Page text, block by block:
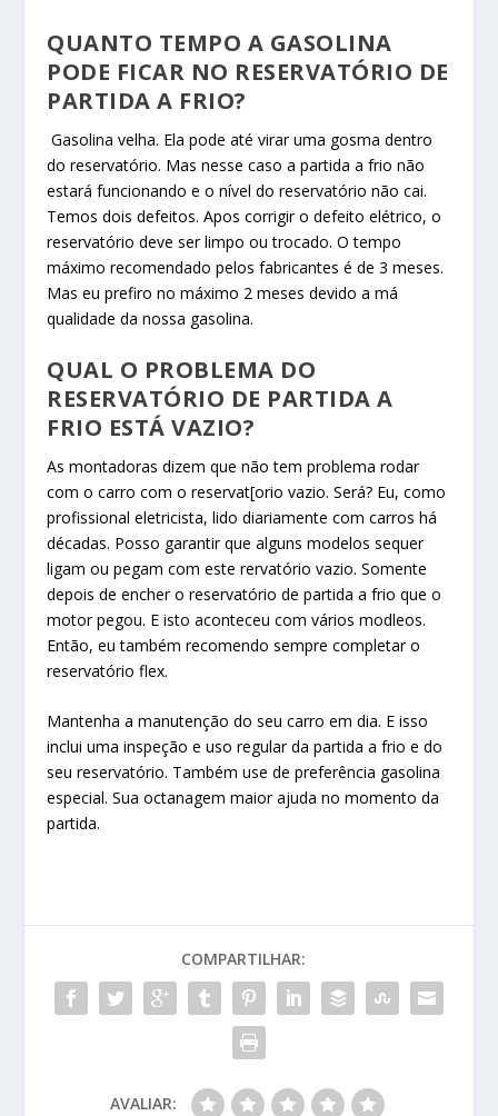
QUANTO TEMPO A GASOLINA
PODE FICAR NO RESERVATÓRIO DE
PARTIDA A FRIO?
Gasolina velha. Ela pode até virar uma gosma dentro
do reservatório. Mas nesse caso a partida a frio não
estará funcionando e o nível do reservatório não cai.
Temos dois defeitos. Apos corrigir o defeito elétrico, o
reservatório deve ser limpo ou trocado. O tempo
máximo recomendado pelos fabricantes é de 3 meses.
Mas eu prefiro no máximo 2 meses devido a má
qualidade da nossa gasolina.
QUAL O PROBLEMA DO
RESERVATÓRIO DE PARTIDA A
FRIO ESTÁ VAZIO?
As montadoras dizem que não tem problema rodar
com o carro com o reservat[orio vazio. Será? Eu, como
profissional eletricista, lido diariamente com carros há
décadas. Posso garantir que alguns modelos sequer
ligam ou pegam com este rervatório vazio. Somente
depois de encher o reservatório de partida a frio que o
motor pegou. E isto aconteceu com vários modleos.
Então, eu também recomendo sempre completar o
reservatório flex.
Mantenha a manutenção do seu carro em dia. E isso
inclui uma inspeção e uso regular da partida a frio e do
seu reservatório. Também use de preferência gasolina
especial. Sua octanagem maior ajuda no momento da
partida.
COMPARTILHAR:
AVALIAR: